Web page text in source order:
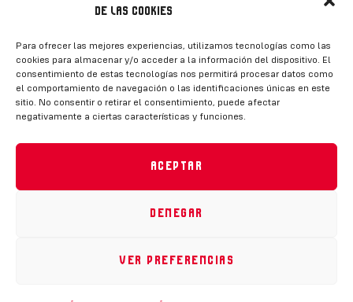
de las cookies
Para ofrecer las mejores experiencias, utilizamos tecnologías como las
cookies para almacenar y/o acceder a la información del dispositivo. El
consentimiento de estas tecnologías nos permitirá procesar datos como
el comportamiento de navegación o las identificaciones únicas en este
sitio. No consentir o retirar el consentimiento, puede afectar
negativamente a ciertas características y funciones.
Aceptar
Denegar
Ver preferencias
Síguenos
Desarrollado por